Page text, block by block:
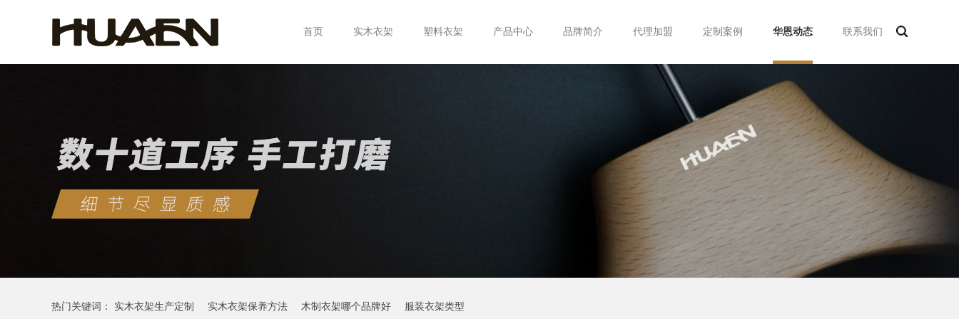
首页 实木衣架 塑料衣架 产品中心 品牌简介 代理加盟 定制案例 华恩动态 联系我们
热门关键词： 实木衣架生产定制 实木衣架保养方法 木制衣架哪个品牌好 服装衣架类型